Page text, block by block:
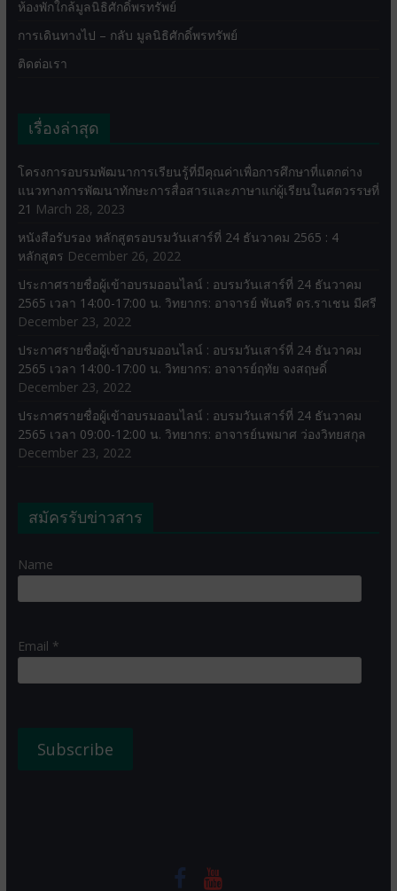
ห้องพักใกล้มูลนิธิศักดิ์พรทรัพย์
การเดินทางไป – กลับ มูลนิธิศักดิ์พรทรัพย์
ติดต่อเรา
เรื่องล่าสุด
โครงการอบรมพัฒนาการเรียนรู้ที่มีคุณค่าเพื่อการศึกษาที่แตกต่าง
แนวทางการพัฒนาทักษะการสื่อสารและภาษาแก่ผู้เรียนในศตวรรษที่
21 March 28, 2023
หนังสือรับรอง หลักสูตรอบรมวันเสาร์ที่ 24 ธันวาคม 2565 : 4
หลักสูตร December 26, 2022
ประกาศรายชื่อผู้เข้าอบรมออนไลน์ : อบรมวันเสาร์ที่ 24 ธันวาคม
2565 เวลา 14:00-17:00 น. วิทยากร: อาจารย์ พันตรี ดร.ราเชน มีศรี
December 23, 2022
ประกาศรายชื่อผู้เข้าอบรมออนไลน์ : อบรมวันเสาร์ที่ 24 ธันวาคม
2565 เวลา 14:00-17:00 น. วิทยากร: อาจารย์ฤทัย จงสฤษดิ์
December 23, 2022
ประกาศรายชื่อผู้เข้าอบรมออนไลน์ : อบรมวันเสาร์ที่ 24 ธันวาคม
2565 เวลา 09:00-12:00 น. วิทยากร: อาจารย์นพมาศ ว่องวิทยสกุล
December 23, 2022
สมัครรับข่าวสาร
Name
Email *